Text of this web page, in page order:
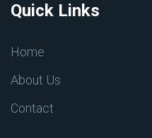
Quick Links
Home
About Us
Contact